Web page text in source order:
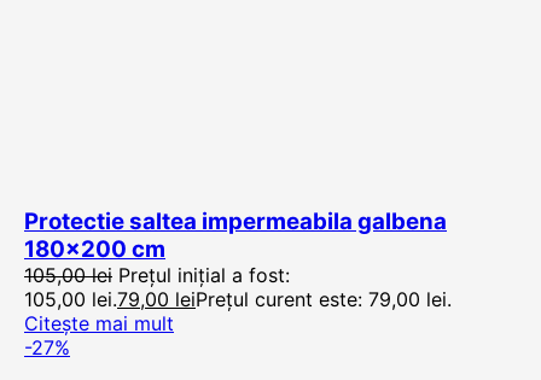
Protectie saltea impermeabila galbena
180×200 cm
105,00lei Prețul inițial a fost:
105,00 lei.79,00 leiPrețul curent este: 79,00 lei.
Citește mai mult
-27%